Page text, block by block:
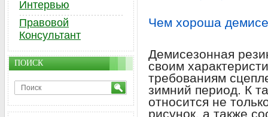
Чем хороша
Демисезонная
своим
требованиям
зимний период. К
относится не
рисунок, а также
Интервью
Правовой
Консультант
ПОИСК